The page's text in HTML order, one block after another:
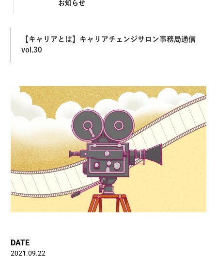
お知らせ
【キャリアとは】キャリアチェンジサロン事務局通信
vol.30
DATE
2021.09.22